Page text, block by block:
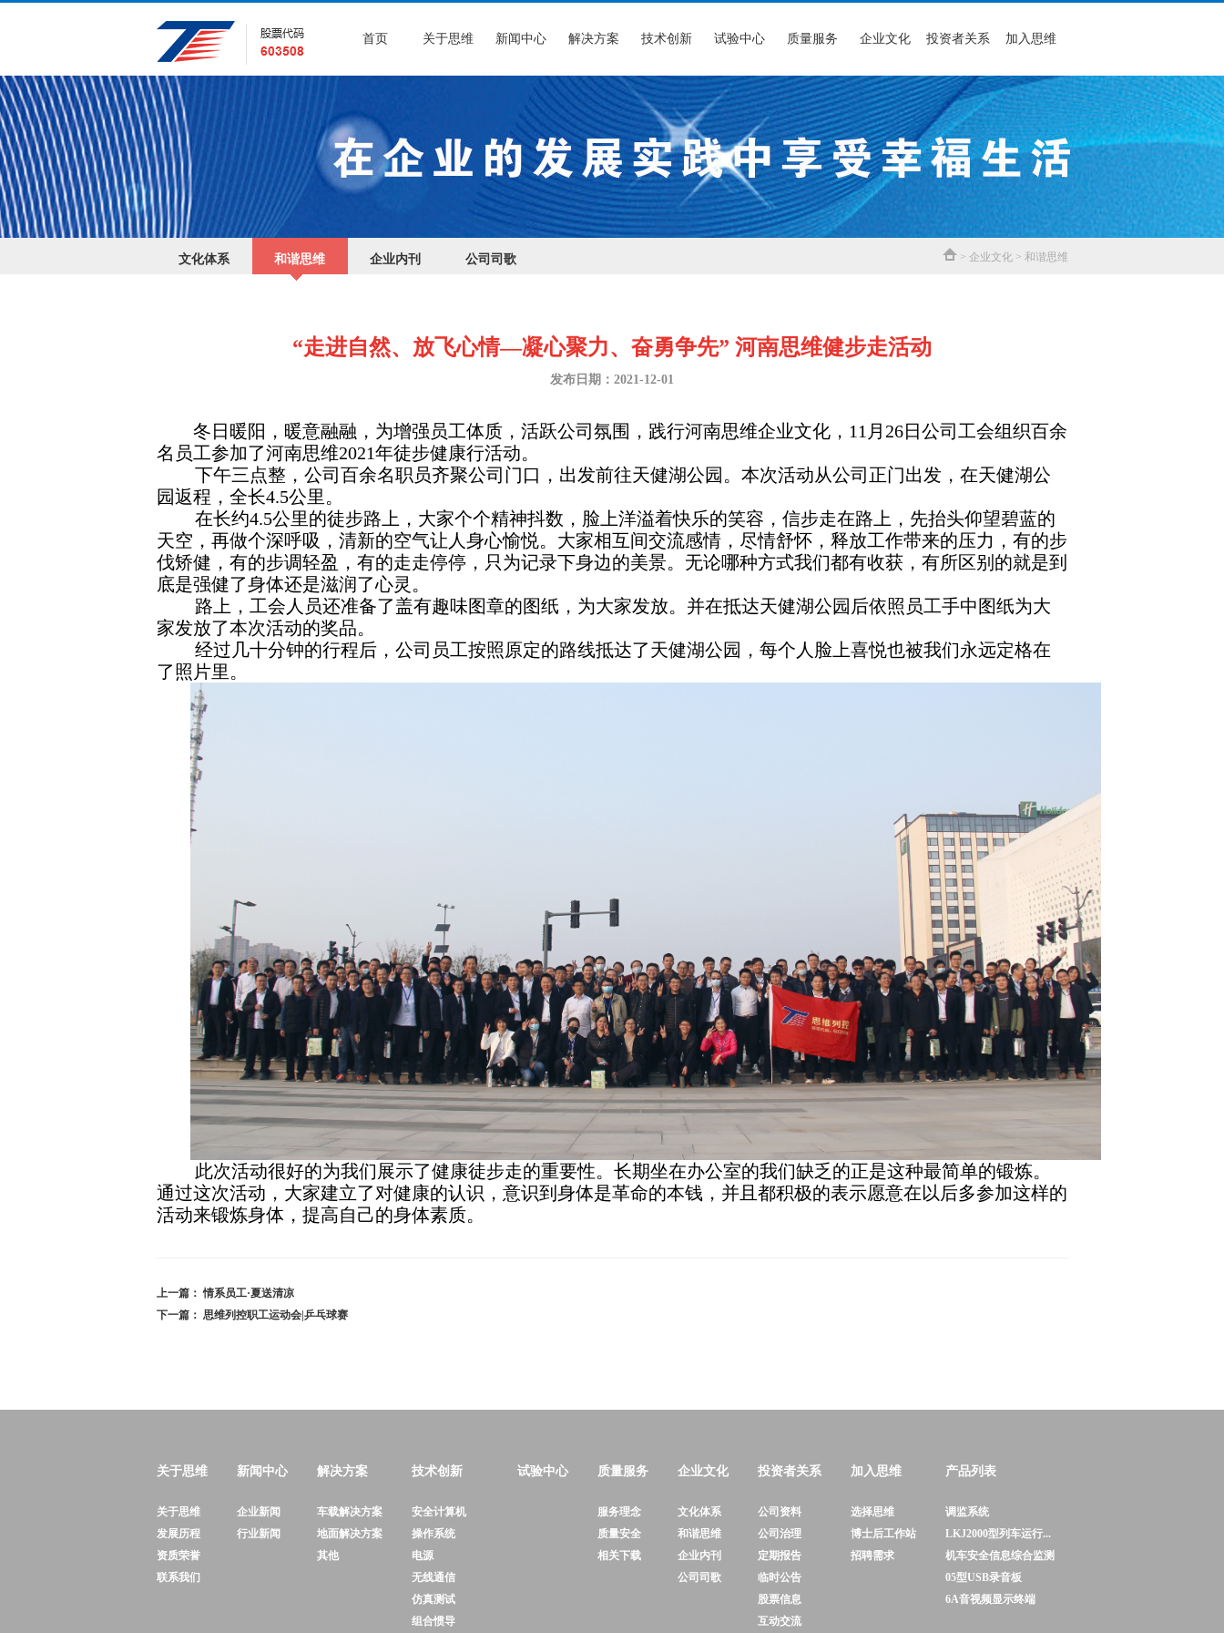
首页 关于思维 新闻中心 解决方案 技术创新 试验中心 质量服务 企业文化 投资者关系 加入思维
文化体系 和谐思维 企业内刊 公司司歌 > 企业文化 > 和谐思维
“走进自然、放飞心情—凝心聚力、奋勇争先” 河南思维健步走活动
发布日期：2021-12-01
冬日暖阳，暖意融融，为增强员工体质，活跃公司氛围，践行河南思维企业文化，11月26日公司工会组织百余
名员工参加了河南思维2021年徒步健康行活动。
下午三点整，公司百余名职员齐聚公司门口，出发前往天健湖公园。本次活动从公司正门出发，在天健湖公
园返程，全长4.5公里。
在长约4.5公里的徒步路上，大家个个精神抖数，脸上洋溢着快乐的笑容，信步走在路上，先抬头仰望碧蓝的
天空，再做个深呼吸，清新的空气让人身心愉悦。大家相互间交流感情，尽情舒怀，释放工作带来的压力，有的步
伐矫健，有的步调轻盈，有的走走停停，只为记录下身边的美景。无论哪种方式我们都有收获，有所区别的就是到
底是强健了身体还是滋润了心灵。
路上，工会人员还准备了盖有趣味图章的图纸，为大家发放。并在抵达天健湖公园后依照员工手中图纸为大
家发放了本次活动的奖品。
经过几十分钟的行程后，公司员工按照原定的路线抵达了天健湖公园，每个人脸上喜悦也被我们永远定格在
了照片里。
此次活动很好的为我们展示了健康徒步走的重要性。长期坐在办公室的我们缺乏的正是这种最简单的锻炼。
通过这次活动，大家建立了对健康的认识，意识到身体是革命的本钱，并且都积极的表示愿意在以后多参加这样的
活动来锻炼身体，提高自己的身体素质。
上一篇： 情系员工·夏送清凉
下一篇： 思维列控职工运动会|乒乓球赛
关于思维
关于思维
发展历程
资质荣誉
联系我们
新闻中心
企业新闻
行业新闻
解决方案
车载解决方案
地面解决方案
其他
技术创新
安全计算机
操作系统
电源
无线通信
仿真测试
组合惯导
试验中心 质量服务
服务理念
质量安全
相关下载
企业文化
文化体系
和谐思维
企业内刊
公司司歌
投资者关系
公司资料
公司治理
定期报告
临时公告
股票信息
互动交流
加入思维
选择思维
博士后工作站
招聘需求
产品列表
调监系统
LKJ2000型列车运行...
机车安全信息综合监测
05型USB录音板
6A音视频显示终端